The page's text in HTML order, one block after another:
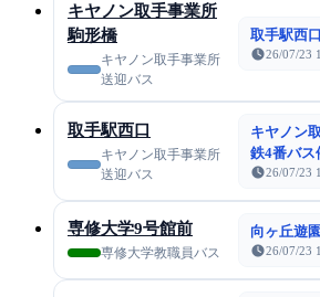
キヤノン取手事業所
駒形橋
キヤノン取手事業所
送迎バス
取手駅西
26/07/23
取手駅西口
キヤノン取手事業所
送迎バス
キヤノン
鉄4番バス
26/07/23
専修大学9号館前
専修大学教職員バス
向ヶ丘遊
26/07/23